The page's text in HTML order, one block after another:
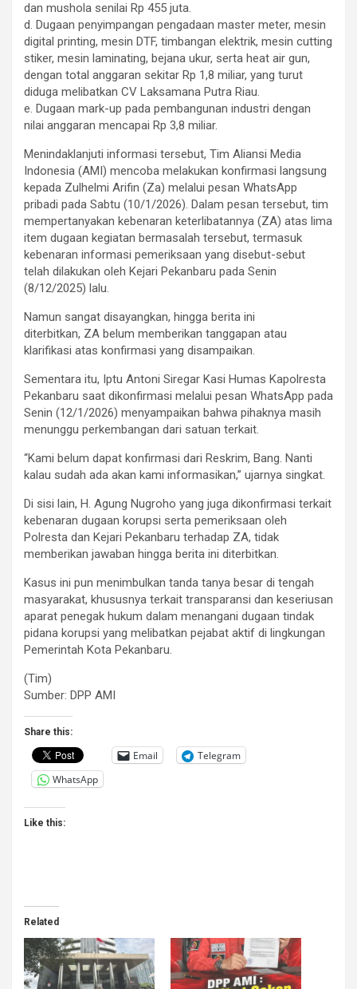
dan mushola senilai Rp 455 juta.
d. Dugaan penyimpangan pengadaan master meter, mesin
digital printing, mesin DTF, timbangan elektrik, mesin cutting
stiker, mesin laminating, bejana ukur, serta heat air gun,
dengan total anggaran sekitar Rp 1,8 miliar, yang turut
diduga melibatkan CV Laksamana Putra Riau.
e. Dugaan mark-up pada pembangunan industri dengan
nilai anggaran mencapai Rp 3,8 miliar.
Menindaklanjuti informasi tersebut, Tim Aliansi Media
Indonesia (AMI) mencoba melakukan konfirmasi langsung
kepada Zulhelmi Arifin (Za) melalui pesan WhatsApp
pribadi pada Sabtu (10/1/2026). Dalam pesan tersebut, tim
mempertanyakan kebenaran keterlibatannya (ZA) atas lima
item dugaan kegiatan bermasalah tersebut, termasuk
kebenaran informasi pemeriksaan yang disebut-sebut
telah dilakukan oleh Kejari Pekanbaru pada Senin
(8/12/2025) lalu.
Namun sangat disayangkan, hingga berita ini
diterbitkan, ZA belum memberikan tanggapan atau
klarifikasi atas konfirmasi yang disampaikan.
Sementara itu, Iptu Antoni Siregar Kasi Humas Kapolresta
Pekanbaru saat dikonfirmasi melalui pesan WhatsApp pada
Senin (12/1/2026) menyampaikan bahwa pihaknya masih
menunggu perkembangan dari satuan terkait.
“Kami belum dapat konfirmasi dari Reskrim, Bang. Nanti
kalau sudah ada akan kami informasikan,” ujarnya singkat.
Di sisi lain, H. Agung Nugroho yang juga dikonfirmasi terkait
kebenaran dugaan korupsi serta pemeriksaan oleh
Polresta dan Kejari Pekanbaru terhadap ZA, tidak
memberikan jawaban hingga berita ini diterbitkan.
Kasus ini pun menimbulkan tanda tanya besar di tengah
masyarakat, khususnya terkait transparansi dan keseriusan
aparat penegak hukum dalam menangani dugaan tindak
pidana korupsi yang melibatkan pejabat aktif di lingkungan
Pemerintah Kota Pekanbaru.
(Tim)
Sumber: DPP AMI
Share this:
Email
Telegram
WhatsApp
Like this:
Related